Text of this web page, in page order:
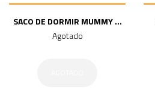
SACO DE DORMIR MUMMY ...
Agotado